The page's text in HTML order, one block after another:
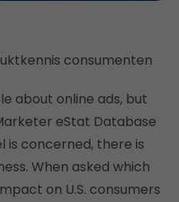
about online ads, but
eStat Database
is concerned, there is
When asked which
on U.S. consumers